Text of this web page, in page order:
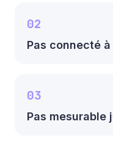
02
Pas connecté
03
Pas mesurable